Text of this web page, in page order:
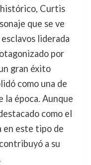
Curtis
que se ve
liderada
por
gran éxito
como una de
la época. Aunque
como el
en este tipo de
a su